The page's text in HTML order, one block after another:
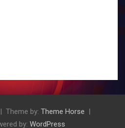
Theme by: Theme Horse
by: WordPress